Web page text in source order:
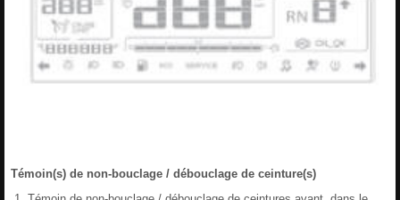
Témoin(s) de non-bouclage / débouclage de ceinture(s)